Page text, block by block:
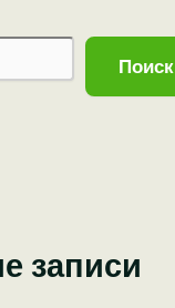
Поиск
записи